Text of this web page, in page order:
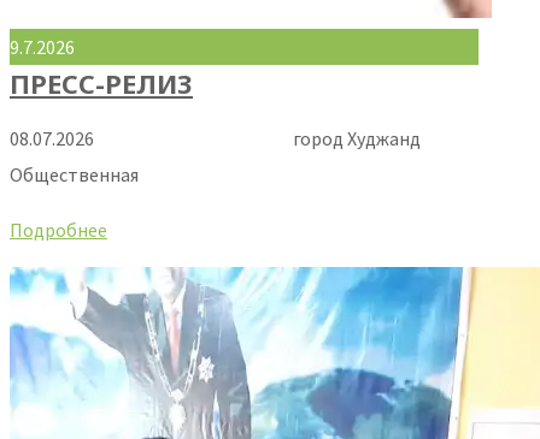
9.7.2026
ПРЕСС-РЕЛИЗ
08.07.2026 город Худжанд
Общественная
Подробнее